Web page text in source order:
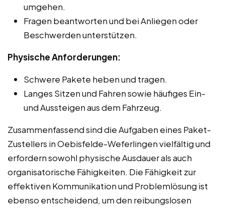
umgehen.
Fragen beantworten und bei Anliegen oder
Beschwerden unterstützen.
Physische Anforderungen:
Schwere Pakete heben und tragen.
Langes Sitzen und Fahren sowie häufiges Ein-
und Aussteigen aus dem Fahrzeug.
Zusammenfassend sind die Aufgaben eines Paket-
Zustellers in Oebisfelde-Weferlingen vielfältig und
erfordern sowohl physische Ausdauer als auch
organisatorische Fähigkeiten. Die Fähigkeit zur
effektiven Kommunikation und Problemlösung ist
ebenso entscheidend, um den reibungslosen